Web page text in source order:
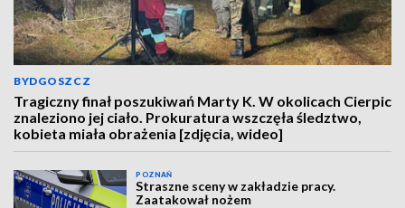
BYDGOSZCZ
Tragiczny finał poszukiwań Marty K. W okolicach Cierpic
znaleziono jej ciało. Prokuratura wszczęła śledztwo,
kobieta miała obrażenia [zdjęcia, wideo]
POZNAŃ
Straszne sceny w zakładzie pracy.
Zaatakował nożem